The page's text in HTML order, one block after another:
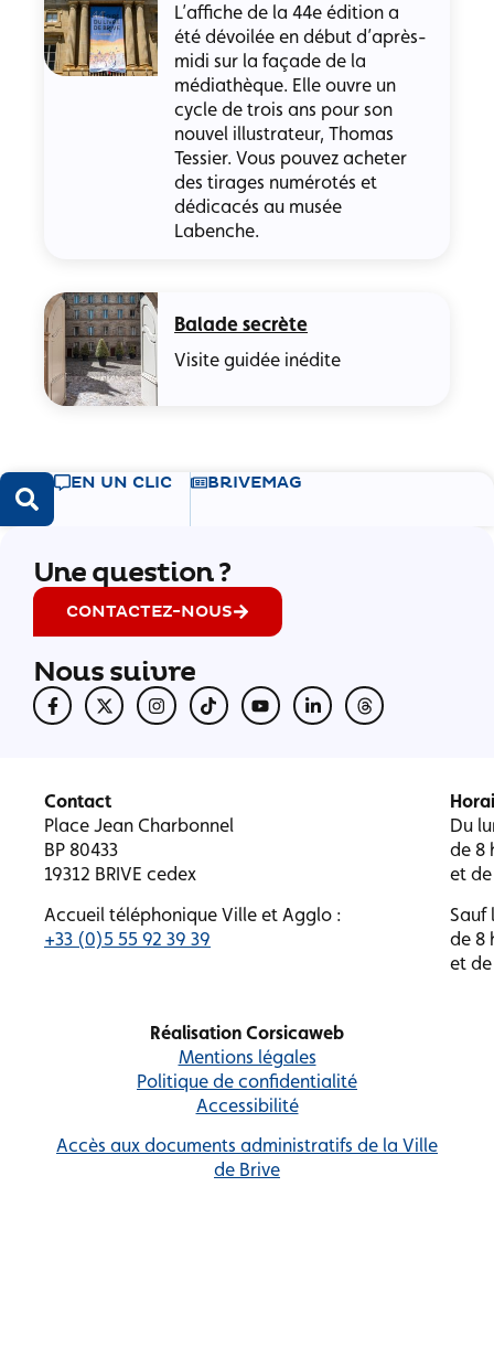
L’affiche de la 44e édition a
été dévoilée en début d’après-
midi sur la façade de la
médiathèque. Elle ouvre un
cycle de trois ans pour son
nouvel illustrateur, Thomas
Tessier. Vous pouvez acheter
des tirages numérotés et
dédicacés au musée
Labenche.
Balade secrète
Visite guidée inédite
EN UN CLIC BRIVEMAG
Une question ?
CONTACTEZ-NOUS
Nous suivre
Contact
Place Jean Charbonnel
BP 80433
19312 BRIVE cedex
Accueil téléphonique Ville et Agglo :
+33 (0)5 55 92 39 39
Du
de 8
et de
Sauf
de 8
et de
Réalisation Corsicaweb
Mentions légales
Politique de confidentialité
Accessibilité
Accès aux documents administratifs de la Ville
de Brive